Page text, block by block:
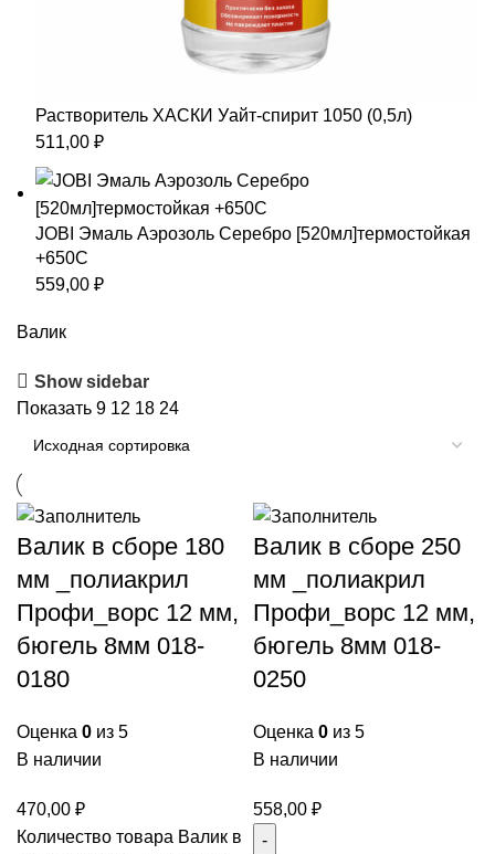
Растворитель ХАСКИ Уайт-спирит 1050 (0,5л)
511,00 ₽
JOBI Эмаль Аэрозоль Серебро [520мл]термостойкая
+650С
559,00 ₽
Валик
Show sidebar
Показать 9 12 18 24
Валик в сборе 180
мм _полиакрил
Профи_ворс 12 мм,
бюгель 8мм 018-
0180
Оценка 0 из 5
В наличии
470,00 ₽
Количество товара Валик в
Валик в сборе 250
мм _полиакрил
Профи_ворс 12 мм,
бюгель 8мм 018-
0250
Оценка 0 из 5
В наличии
558,00 ₽